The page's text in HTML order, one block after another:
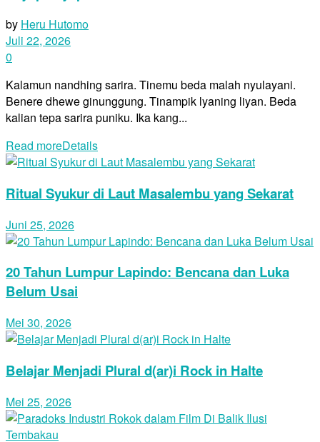
by Heru Hutomo
Juli 22, 2026
0
Kalamun nandhing sarira. Tinemu beda malah nyulayani.
Benere dhewe ginunggung. Tinampik lyaning liyan. Beda
kalian tepa sarira puniku. Ika kang...
Read moreDetails
Ritual Syukur di Laut Masalembu yang Sekarat
Juni 25, 2026
20 Tahun Lumpur Lapindo: Bencana dan Luka
Belum Usai
Mei 30, 2026
Belajar Menjadi Plural d(ar)i Rock in Halte
Mei 25, 2026